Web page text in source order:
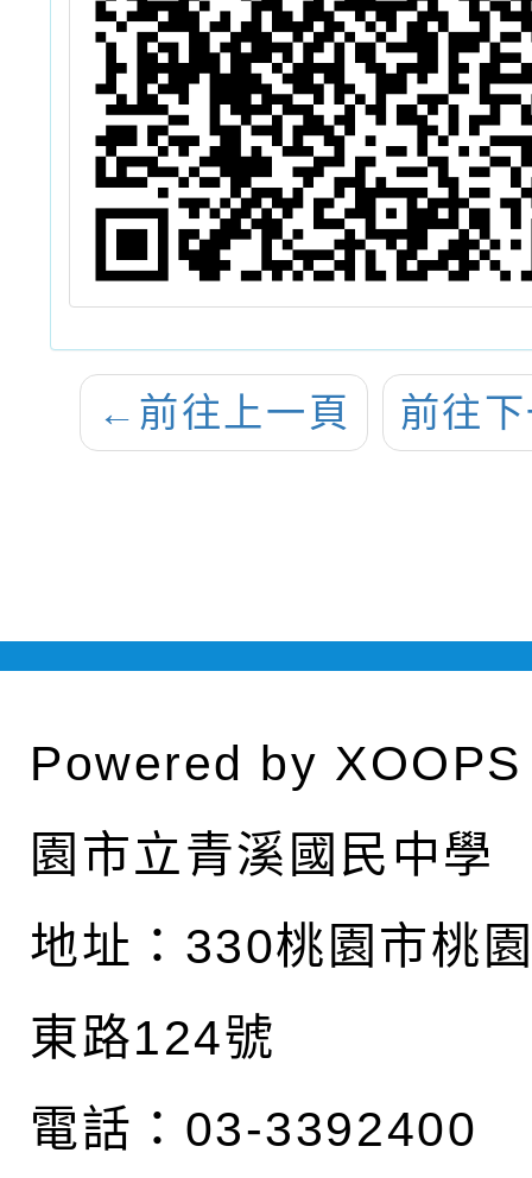
← 前往上一頁 前往
Powered by XOOPS
園市立青溪國民中學
地址： 330桃園市桃
東路124號
電話：03-3392400